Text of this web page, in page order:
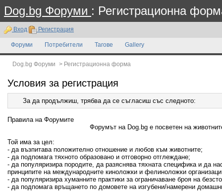
Dog.bg Форуми : Регистрационна
Вход Регистрация
Форуми Потребители Тагове Gallery
Dog.bg Форуми > Регистрационна форма
Условия за регистрация
За да продължиш, трябва да се съгласиш със следното:
Правила на Форумите
Форумът на Dog.bg е посветен на
Той има за цел:
- да възпитава положително отношение и любов към животните;
- да подпомага тяхното образовано и отговорно отглеждане;
- да популяризира породите, да разяснява тяхната специфика и да
принципите на международните киноложки и фелиноложки
- да популяризира хуманните практики за ограничаване броя на
- да подпомага връщането по домовете на изгубени/намерени